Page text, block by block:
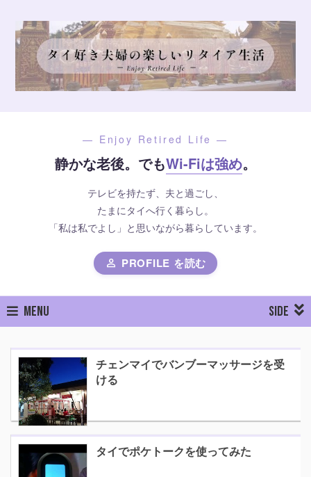
— Enjoy Retired Life —
静かな老後。でもWi-Fiは強め。
テレビを持たず、夫と過ごし、
たまにタイへ行く暮らし。
「私は私でよし」と思いながら暮らしています。
person PROFILE を読む
MENU SIDE
チェンマイでバンブーマッサージを受
ける
2018/12/29 タイマッサージ タイ旅行
タイでポケトークを使ってみた